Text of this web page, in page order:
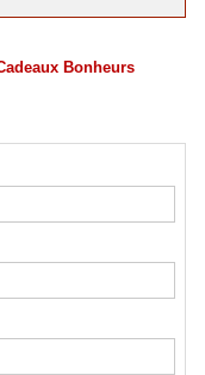
Bonheurs